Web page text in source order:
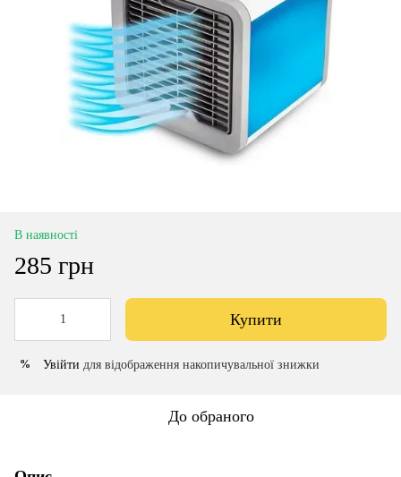
В наявності
285 грн
Купити
% Увійти для відображення накопичувальної знижки
До обраного